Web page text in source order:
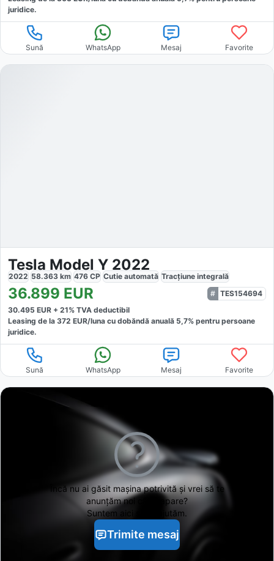
juridice.
Sună WhatsApp Mesaj Favorite
Tesla Model Y 2022
2022 58.363 km 476 CP Cutie automată Tracțiune integrală
36.899 EUR
TES154694
30.495 EUR + 21% TVA deductibil
Leasing de la 372 EUR/luna cu dobăndă anuală 5,7% pentru persoane
juridice.
Sună WhatsApp Mesaj Favorite
Încă nu ai găsitmașina potrivită și vrei să te
anunțăm noi când apare?
Suntem aici să te ajutăm.
Trimite mesaj